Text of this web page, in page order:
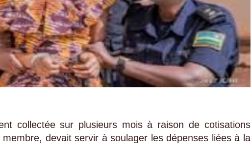
collectée sur plusieurs mois à raison de cotisations
devait servir à soulager les dépenses liées à la